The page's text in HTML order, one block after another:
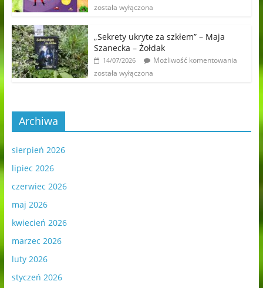
została wyłączona
„Sekrety ukryte za szkłem” – Maja
Szanecka – Żołdak
14/07/2026
Możliwość komentowania
została wyłączona
Archiwa
sierpień 2026
lipiec 2026
czerwiec 2026
maj 2026
kwiecień 2026
marzec 2026
luty 2026
styczeń 2026